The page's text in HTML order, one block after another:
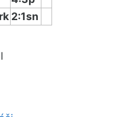
2:1sn